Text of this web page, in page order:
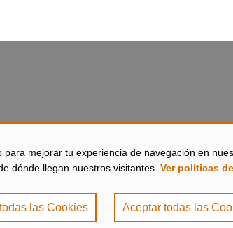
mejorar tu experiencia de navegación en
dónde llegan nuestros visitantes. Ver políticas
las Cookies Aceptar todas las
María (Cádiz - España)
| Política de Privacidad | Política de Cookies .